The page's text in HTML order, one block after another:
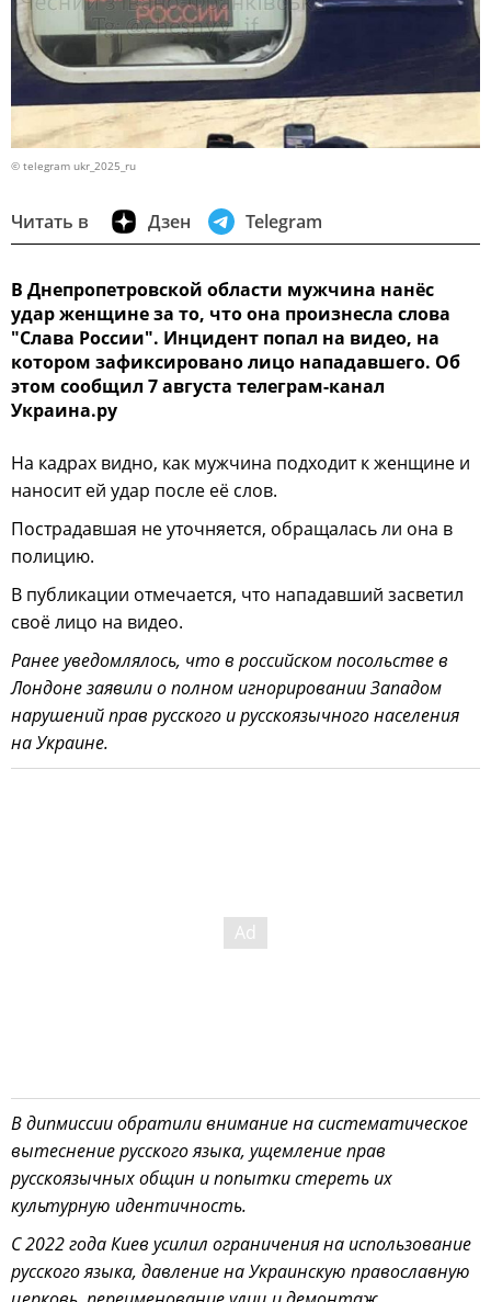
© telegram ukr_2025_ru
Читать в Дзен Telegram
В Днепропетровской области мужчина нанёс
удар женщине за то, что она произнесла слова
"Слава России". Инцидент попал на видео, на
котором зафиксировано лицо нападавшего. Об
этом сообщил 7 августа телеграм-канал
Украина.ру
На кадрах видно, как мужчина подходит к женщине и
наносит ей удар после её слов.
Пострадавшая не уточняется, обращалась ли она в
полицию.
В публикации отмечается, что нападавший засветил
своё лицо на видео.
Ранее уведомлялось, что в российском посольстве в
Лондоне заявили о полном игнорировании Западом
нарушений прав русского и русскоязычного населения
на Украине.
В дипмиссии обратили внимание на систематическое
вытеснение русского языка, ущемление прав
русскоязычных общин и попытки стереть их
культурную идентичность.
С 2022 года Киев усилил ограничения на использование
русского языка, давление на Украинскую православную